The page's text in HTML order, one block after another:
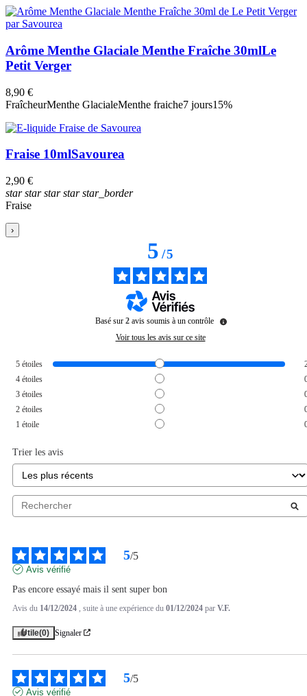
Arôme Menthe Glaciale Menthe Fraîche 30mlLe
Petit Verger
8,90 €
FraîcheurMenthe GlacialeMenthe fraiche7 jours15%
Fraise 10mlSavourea
2,90 €
starstarstarstarstar_border
Fraise
›
5/5
Basé sur 2 avis soumis à un contrôle
Voir tous les avis sur ce site
5 étoiles
4 étoiles
3 étoiles
2 étoiles
1 étoile
Trier les avis
5/5
Avis vérifié
Pas encore essayé mais il sent super bon
Avis du 14/12/2024 , suite à une expérience du 01/12/2024 par V.F.
Utile(0) Signaler
5/5
Avis vérifié